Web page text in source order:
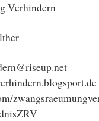
Verhindern